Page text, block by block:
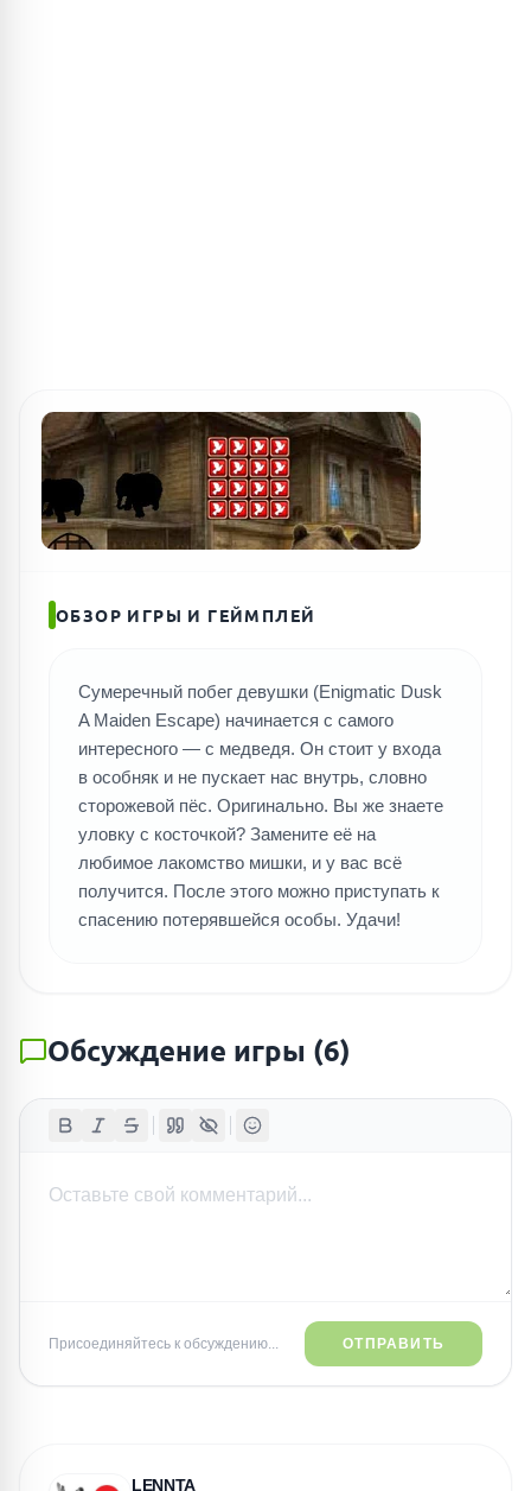
ПОИСК ИГР
ОБЗОР ИГРЫ И ГЕЙМПЛЕЙ
Сумеречный побег девушки (Enigmatic Dusk
A Maiden Escape) начинается с самого
интересного — с медведя. Он стоит у входа
в особняк и не пускает нас внутрь, словно
сторожевой пёс. Оригинально. Вы же знаете
уловку с косточкой? Замените её на
любимое лакомство мишки, и у вас всё
получится. После этого можно приступать к
спасению потерявшейся особы. Удачи!
Обсуждение игры (6)
Присоединяйтесь к обсуждению... ОТПРАВИТЬ
LENNTA